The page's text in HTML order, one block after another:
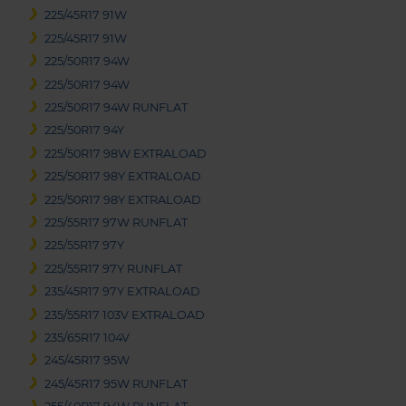
225/45R17 91W
225/45R17 91W
225/50R17 94W
225/50R17 94W
225/50R17 94W RUNFLAT
225/50R17 94Y
225/50R17 98W EXTRALOAD
225/50R17 98Y EXTRALOAD
225/50R17 98Y EXTRALOAD
225/55R17 97W RUNFLAT
225/55R17 97Y
225/55R17 97Y RUNFLAT
235/45R17 97Y EXTRALOAD
235/55R17 103V EXTRALOAD
235/65R17 104V
245/45R17 95W
245/45R17 95W RUNFLAT